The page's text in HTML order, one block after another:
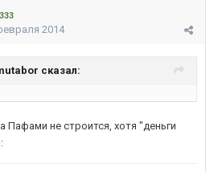
333
2014
сказал:
Пафами не строится, хотя "деньги